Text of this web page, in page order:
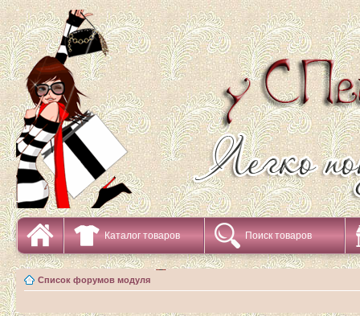
Каталог товаров Поиск товаров
Список форумов модуля